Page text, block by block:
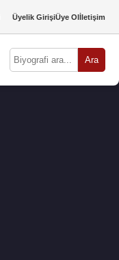
Üyelik GirişiÜye Olİletişim
Ara